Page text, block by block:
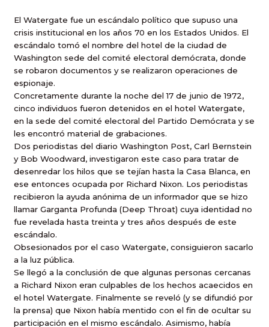
El Watergate fue un escándalo político que supuso una
crisis institucional en los años 70 en los Estados Unidos. El
escándalo tomó el nombre del hotel de la ciudad de
Washington sede del comité electoral demócrata, donde
se robaron documentos y se realizaron operaciones de
espionaje.
Concretamente durante la noche del 17 de junio de 1972,
cinco individuos fueron detenidos en el hotel Watergate,
en la sede del comité electoral del Partido Demócrata y se
les encontró material de grabaciones.
Dos periodistas del diario Washington Post, Carl Bernstein
y Bob Woodward, investigaron este caso para tratar de
desenredar los hilos que se tejían hasta la Casa Blanca, en
ese entonces ocupada por Richard Nixon. Los periodistas
recibieron la ayuda anónima de un informador que se hizo
llamar Garganta Profunda (Deep Throat) cuya identidad no
fue revelada hasta treinta y tres años después de este
escándalo.
Obsesionados por el caso Watergate, consiguieron sacarlo
a la luz pública.
Se llegó a la conclusión de que algunas personas cercanas
a Richard Nixon eran culpables de los hechos acaecidos en
el hotel Watergate. Finalmente se reveló (y se difundió por
la prensa) que Nixon había mentido con el fin de ocultar su
participación en el mismo escándalo. Asimismo, había